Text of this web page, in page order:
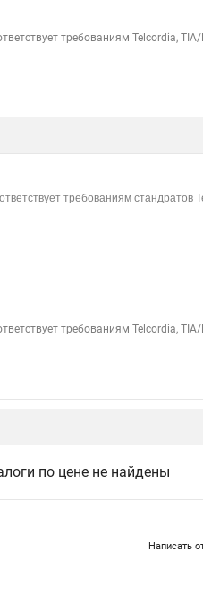
требованиям Telcordia,
требованиям стандратов
требованиям Telcordia,
по цене не найдены
Написать